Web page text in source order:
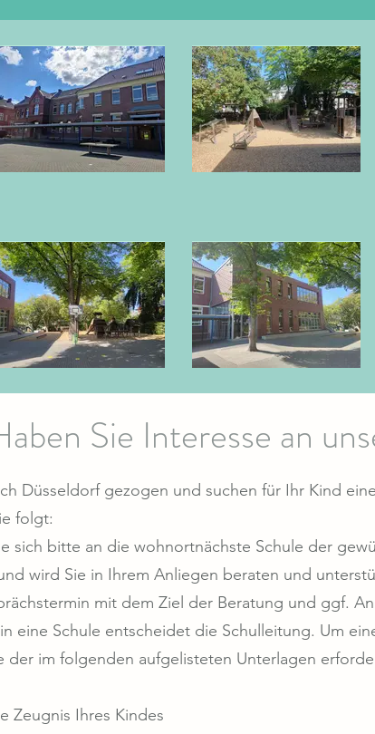
Sie Interesse an
Düsseldorf gezogen und suchen für Ihr Kind
folgt:
sich bitte an die wohnortnächste Schule der
wird Sie in Ihrem Anliegen beraten und
mit dem Ziel der Beratung und ggf.
eine Schule entscheidet die Schulleitung. Um
der im folgenden aufgelisteten Unterlagen
Zeugnis Ihres Kindes